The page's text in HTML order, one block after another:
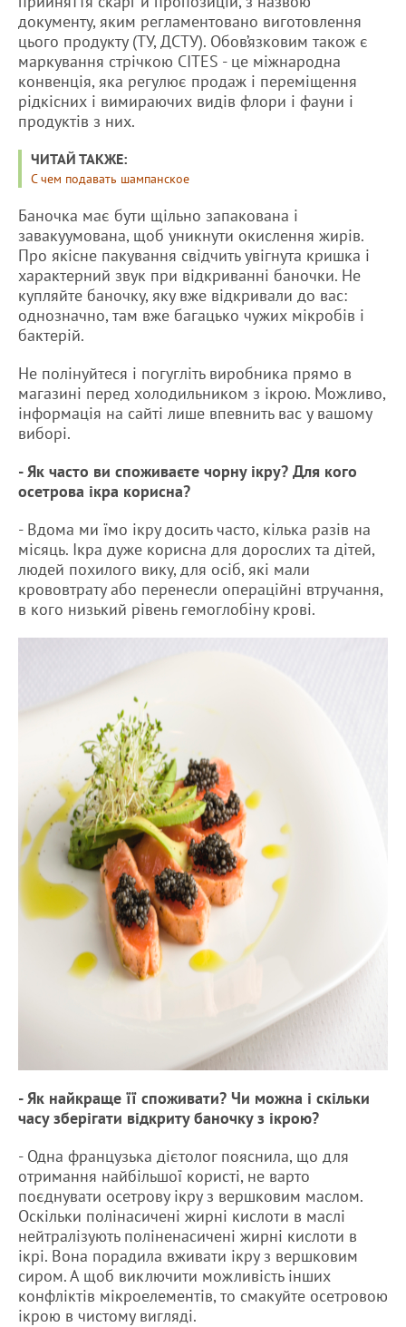
документу, яким регламентовано виготовлення
цього продукту (ТУ, ДСТУ). Обов’язковим також є
маркування стрічкою CITES - це міжнародна
конвенція, яка регулює продаж і переміщення
рідкісних і вимираючих видів флори і фауни і
продуктів з них.
ЧИТАЙ ТАКЖЕ:
С чем подавать шампанское
Баночка має бути щільно запакована і
завакуумована, щоб уникнути окислення жирів.
Про якісне пакування свідчить увігнута кришка і
характерний звук при відкриванні баночки. Не
купляйте баночку, яку вже відкривали до вас:
однозначно, там вже багацько чужих мікробів і
бактерій.
Не полінуйтеся і погугліть виробника прямо в
магазині перед холодильником з ікрою. Можливо,
інформація на сайті лише впевнить вас у вашому
виборі.
- Як часто ви споживаєте чорну ікру? Для кого
осетрова ікра корисна?
- Вдома ми їмо ікру досить часто, кілька разів на
місяць. Ікра дуже корисна для дорослих та дітей,
людей похилого вику, для осіб, які мали
крововтрату або перенесли операційні втручання,
в кого низький рівень гемоглобіну крові.
- Як найкраще її споживати? Чи можна і скільки
часу зберігати відкриту баночку з ікрою?
- Одна французька дієтолог пояснила, що для
отримання найбільшої користі, не варто
поєднувати осетрову ікру з вершковим маслом.
Оскільки полінасичені жирні кислоти в маслі
нейтралізують поліненасичені жирні кислоти в
ікрі. Вона порадила вживати ікру з вершковим
сиром. А щоб виключити можливість інших
конфліктів мікроелементів, то смакуйте осетровою
ікрою в чистому вигляді.